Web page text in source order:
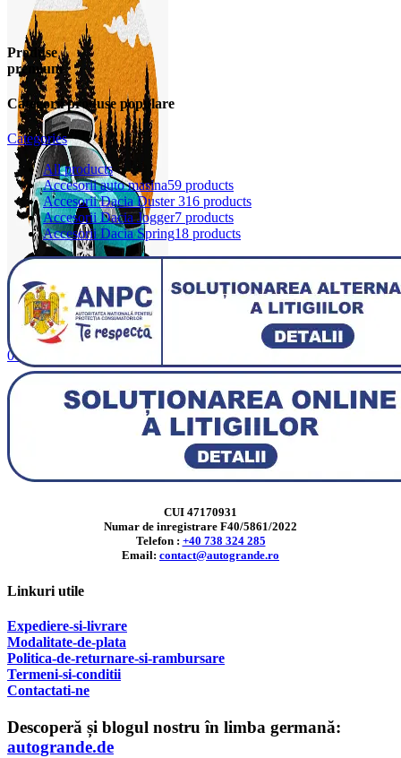
0items
Produse
premium
Categorii produse populare
Categories
Allproducts
Accesorii auto masina59 products
Accesorii Dacia Duster 316 products
Accesorii Dacia Jogger7 products
Accesorii Dacia Spring18 products
CUI 47170931
Numar de inregistrare F40/5861/2022
Telefon : +40 738 324 285
Email: contact@autogrande.ro
Linkuri utile
Expediere-si-livrare
Modalitate-de-plata
Politica-de-returnare-si-rambursare
Termeni-si-conditii
Contactati-ne
Descoperă și blogul nostru în limba germană:
autogrande.de